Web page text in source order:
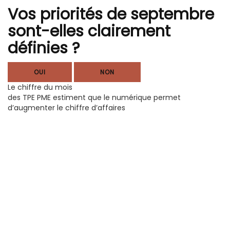
Vos priorités de septembre
sont-elles clairement
définies ?
OUI NON
Le chiffre du mois
des TPE PME estiment que le numérique permet
d’augmenter le chiffre d’affaires